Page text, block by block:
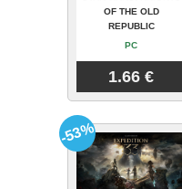
OF THE OLD
REPUBLIC
PC
1.66 €
-53%